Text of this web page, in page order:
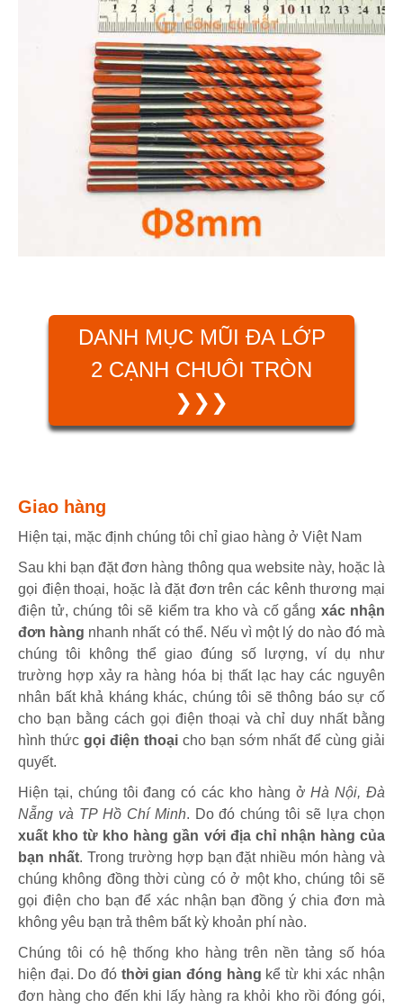
DANH MỤC MŨI ĐA LỚP
2 CẠNH CHUÔI TRÒN
❯❯❯
Giao hàng
Hiện tại, mặc định chúng tôi chỉ giao hàng ở Việt Nam
Sau khi bạn đặt đơn hàng thông qua website này, hoặc là
gọi điện thoại, hoặc là đặt đơn trên các kênh thương mại
điện tử, chúng tôi sẽ kiểm tra kho và cố gắng xác nhận
đơn hàng nhanh nhất có thể. Nếu vì một lý do nào đó mà
chúng tôi không thể giao đúng số lượng, ví dụ như
trường hợp xảy ra hàng hóa bị thất lạc hay các nguyên
nhân bất khả kháng khác, chúng tôi sẽ thông báo sự cố
cho bạn bằng cách gọi điện thoại và chỉ duy nhất bằng
hình thức gọi điện thoại cho bạn sớm nhất để cùng giải
quyết.
Hiện tại, chúng tôi đang có các kho hàng ởHà Nội, Đà
Nẵng và TP Hồ Chí Minh. Do đó chúng tôi sẽ lựa chọn
xuất kho từ kho hàng gần với địa chỉ nhận hàng của
bạn nhất. Trong trường hợp bạn đặt nhiều món hàng và
chúng không đồng thời cùng có ở một kho, chúng tôi sẽ
gọi điện cho bạn để xác nhận bạn đồng ý chia đơn mà
không yêu bạn trả thêm bất kỳ khoản phí nào.
Chúng tôi có hệ thống kho hàng trên nền tảng số hóa
hiện đại. Do đó thời gian đóng hàng kể từ khi xác nhận
đơn hàng cho đến khi lấy hàng ra khỏi kho rồi đóng gói,